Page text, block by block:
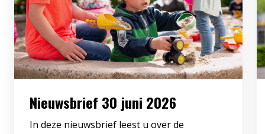
Nieuwsbrief 30 juni 2026
In deze nieuwsbrief leest u over de